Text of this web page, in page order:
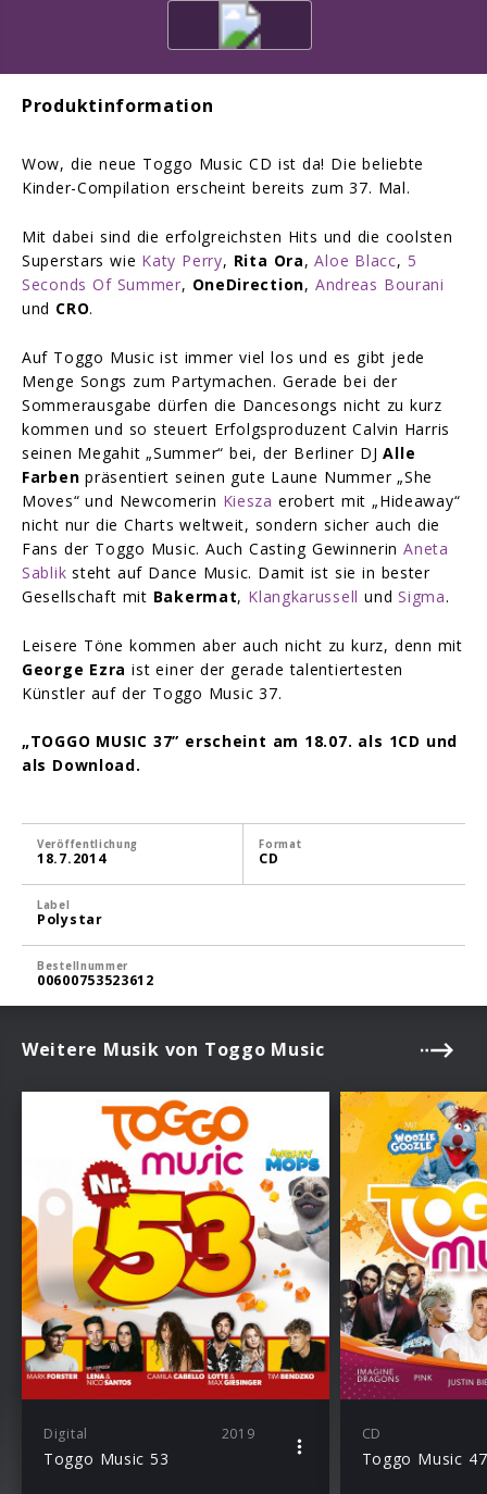
Produktinformation
Wow, die neue Toggo Music CD ist da! Die beliebte
Kinder-Compilation erscheint bereits zum 37. Mal.
Mit dabei sind die erfolgreichsten Hits und die coolsten
Superstars wie Katy Perry, Rita Ora,Aloe Blacc, 5
Seconds Of Summer, OneDirection, Andreas Bourani
und CRO.
Auf Toggo Music ist immer viel los und es gibt jede
Menge Songs zum Partymachen. Gerade bei der
Sommerausgabe dürfen die Dancesongs nicht zu kurz
kommen und so steuert Erfolgsproduzent Calvin Harris
seinen Megahit „Summer“ bei, der Berliner DJAlle
Farben präsentiert seinen gute Laune Nummer „She
Moves“ und Newcomerin Kiesza erobert mit „Hideaway“
nicht nur die Charts weltweit, sondern sicher auch die
Fans der Toggo Music. Auch Casting GewinnerinAneta
Sablik steht auf Dance Music. Damit ist sie in bester
Gesellschaft mit Bakermat, Klangkarussell undSigma.
Leisere Töne kommen aber auch nicht zu kurz, denn mit
George Ezra ist einer der gerade talentiertesten
Künstler auf der Toggo Music 37.
„TOGGO MUSIC 37” erscheint am 18.07. als 1CD und
als Download.
Veröffentlichung
18.7.2014
Format
CD
Label
Polystar
Bestellnummer
00600753523612
Weitere Musik von Toggo Music
Digital 2019
Toggo Music 53
CD
Toggo Music 47